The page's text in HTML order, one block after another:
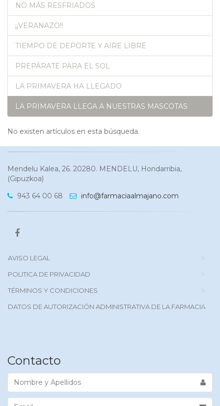
NO MÁS RESFRIADOS
¡¡VERANAZO!!
TIEMPO DE DEPORTE Y AIRE LIBRE
PREPÁRATE PARA EL SOL
LA PRIMAVERA HA LLEGADO
LA PRIMAVERA LLEGA A NUESTRAS MASCOTAS
No existen artículos en esta búsqueda.
Mendelu Kalea, 26. 20280. MENDELU, Hondarribia,
(Gipuzkoa)
943 64 00 68
info@farmaciaalmajano.com
AVISO LEGAL
POLITICA DE PRIVACIDAD
TÉRMINOS Y CONDICIONES
DATOS DE AUTORIZACIÓN ADMINISTRATIVA DE LA FARMACIA
Contacto
Nombre
Apellidos
Email